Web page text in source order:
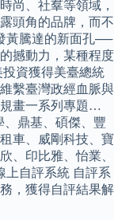
尚、社羣等領域，
頭角的品牌，而不
黃騰達的新面孔──
撼動力，某種程度
資獲得美臺總統
繫臺灣政經血脈與
畫一系列專題…
、鼎基、碩傑、豐
車、威剛科技、寶
、印比雅、怡業、
上自評系統 自評系
，獲得自評結果解